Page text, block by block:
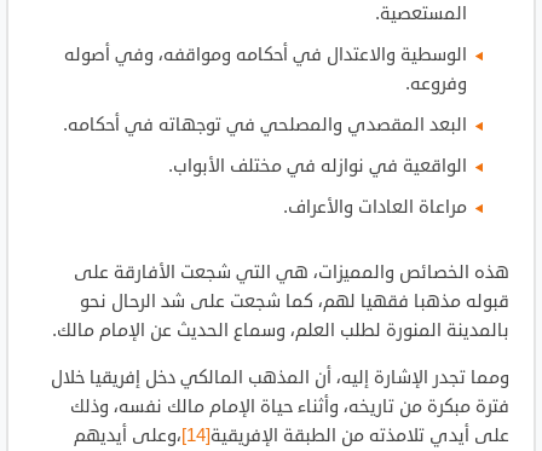
المستعصية.
الوسطية والاعتدال في أحكامه ومواقفه، وفي أصوله
وفروعه.
البعد المقصدي والمصلحي في توجهاته في أحكامه.
الواقعية في نوازله في مختلف الأبواب.
مراعاة العادات والأعراف.
هذه الخصائص والمميزات، هي التي شجعت الأفارقة على
قبوله مذهبا فقهيا لهم، كما شجعت على شد الرحال نحو
بالمدينة المنورة لطلب العلم، وسماع الحديث عن الإمام مالك.
ومما تجدر الإشارة إليه، أن المذهب المالكي دخل إفريقيا خلال
فترة مبكرة من تاريخه، وأثناء حياة الإمام مالك نفسه، وذلك
على أيدي تلامذته من الطبقة الإفريقية[14]
،وعلى أيديهم